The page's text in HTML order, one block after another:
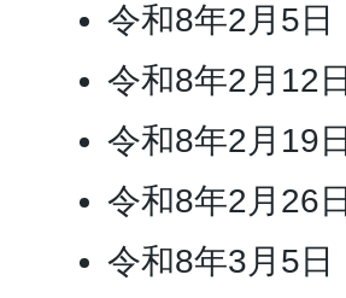
令和8年2月5日
令和8年2月12日
令和8年2月19日
令和8年2月26日
令和8年3月5日